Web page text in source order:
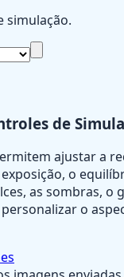
simulação.
de
ajustar a
o
as sombras, o
o